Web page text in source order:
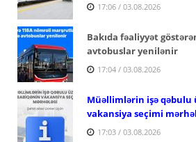
17:06 / 03.08.2026
Bakıda fəaliyyət
avtobuslar yenilənir
17:04 / 03.08.2026
Müəllimlərin işə qəbulu
vakansiya seçimi
17:03 / 03.08.2026